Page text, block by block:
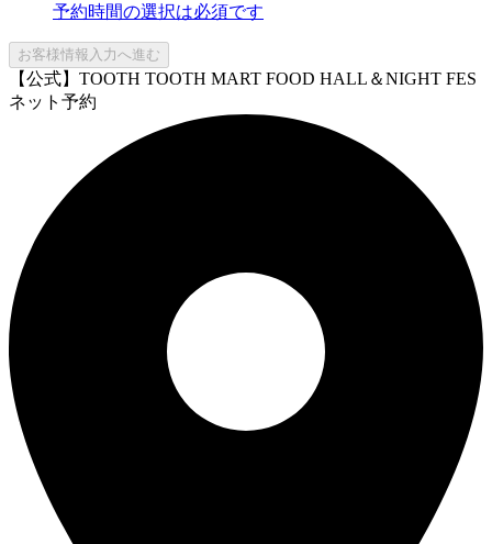
予約時間の選択は必須です
お客様情報入力へ進む
【公式】TOOTH TOOTH MART FOOD HALL＆NIGHT FES
ネット予約